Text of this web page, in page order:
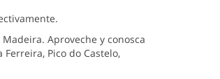
Aproveche y conosca
Pico do Castelo,